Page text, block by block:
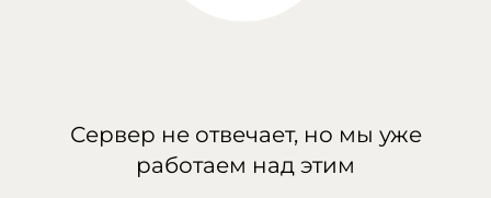
Сервер не отвечает, но мы уже
работаем над этим